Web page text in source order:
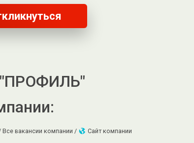
Все вакансии компании / Сайт компании